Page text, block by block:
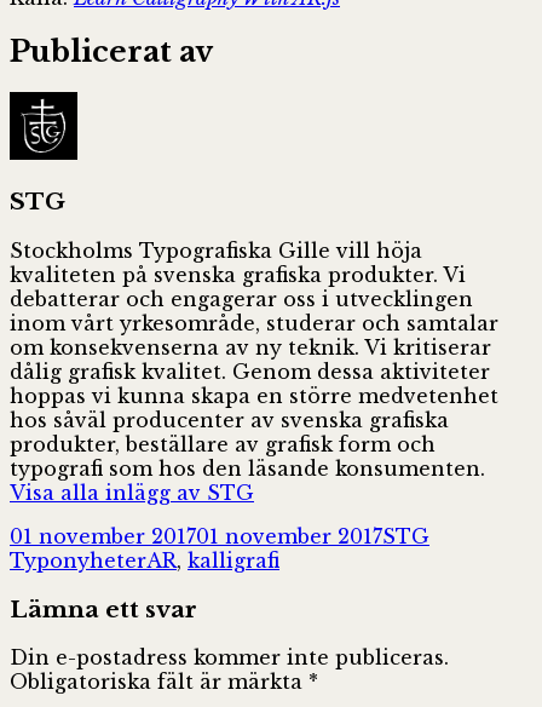
Publicerat av
STG
Stockholms Typografiska Gille vill höja
kvaliteten på svenska grafiska produkter. Vi
debatterar och engagerar oss i utvecklingen
inom vårt yrkesområde, studerar och samtalar
om konsekvenserna av ny teknik. Vi kritiserar
dålig grafisk kvalitet. Genom dessa aktiviteter
hoppas vi kunna skapa en större medvetenhet
hos såväl producenter av svenska grafiska
produkter, beställare av grafisk form och
typografi som hos den läsande konsumenten.
Visa alla inlägg av STG
Postat
01 november 201701 november 2017Författare
STGKategorier
TyponyheterTaggar
AR, kalligrafi
Lämna ett svar
Din e-postadress kommer inte publiceras.
Obligatoriska fält är märkta *